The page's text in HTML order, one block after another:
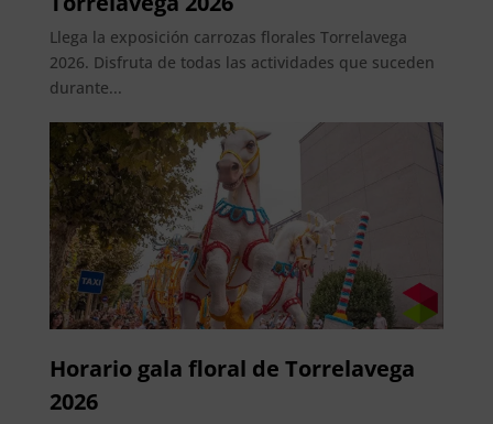
Llega la exposición carrozas florales Torrelavega
2026. Disfruta de todas las actividades que suceden
durante...
Horario gala floral de Torrelavega
2026